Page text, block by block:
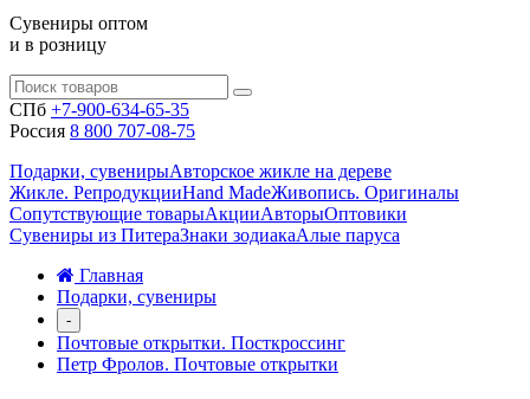
Сувениры оптом
и в розницу
СПб +7-900-634-65-35
Россия 8 800 707-08-75
Подарки, сувенирыАвторское жикле на дереве
Жикле. РепродукцииHand MadeЖивопись. Оригиналы
Сопутствующие товарыАкцииАвторыОптовики
Сувениры из ПитераЗнаки зодиакаАлые паруса
Главная
Подарки, сувениры
-
Почтовые открытки. Посткроссинг
Петр Фролов. Почтовые открытки